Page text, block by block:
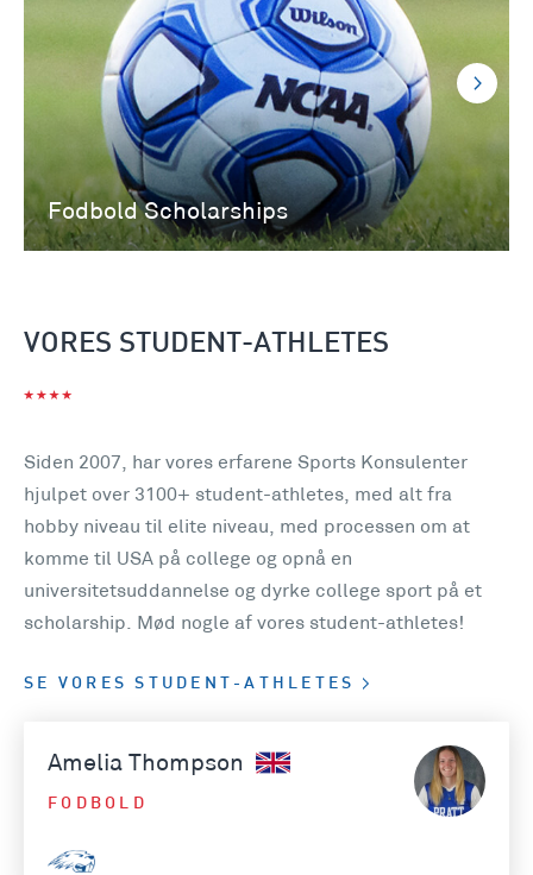
Fodbold Scholarships
VORES STUDENT-ATHLETES
Siden 2007, har vores erfarene Sports Konsulenter
hjulpet over 3100+ student-athletes, med alt fra
hobby niveau til elite niveau, med processen om at
komme til USA på college og opnå en
universitetsuddannelse og dyrke college sport på et
scholarship. Mød nogle af vores student-athletes!
SE VORES STUDENT-ATHLETES
Amelia Thompson
FODBOLD